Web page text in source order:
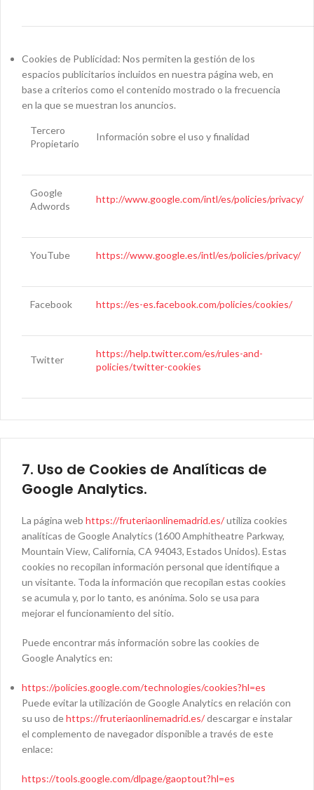
Cookies de Publicidad: Nos permiten la gestión de los
espacios publicitarios incluidos en nuestra página web, en
base a criterios como el contenido mostrado o la frecuencia
en la que se muestran los anuncios.
Tercero
Propietario
Información sobre el uso y finalidad
Google
Adwords
http://www.google.com/intl/es/policies/privacy/
YouTube https://www.google.es/intl/es/policies/privacy/
Facebook https://es-es.facebook.com/policies/cookies/
Twitter
https://help.twitter.com/es/rules-and-
policies/twitter-cookies
7. Uso de Cookies de Analíticas de
Google Analytics.
La página web https://fruteriaonlinemadrid.es/utiliza cookies
analíticas de Google Analytics (1600 Amphitheatre Parkway,
Mountain View, California, CA 94043, Estados Unidos). Estas
cookies no recopilan información personal que identifique a
un visitante. Toda la información que recopilan estas cookies
se acumula y, por lo tanto, es anónima. Solo se usa para
mejorar el funcionamiento del sitio.
Puede encontrar más información sobre las cookies de
Google Analytics en:
https://policies.google.com/technologies/cookies?hl=es
Puede evitar la utilización de Google Analytics en relación con
su uso dehttps://fruteriaonlinemadrid.es/descargar e instalar
el complemento de navegador disponible a través de este
enlace:
https://tools.google.com/dlpage/gaoptout?hl=es